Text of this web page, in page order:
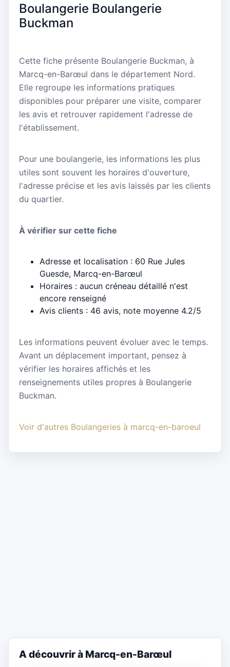
Boulangerie Boulangerie
Buckman
Cette fiche présente Boulangerie Buckman, à
Marcq-en-Barœul dans le département Nord.
Elle regroupe les informations pratiques
disponibles pour préparer une visite, comparer
les avis et retrouver rapidement l'adresse de
l'établissement.
Pour une boulangerie, les informations les plus
utiles sont souvent les horaires d'ouverture,
l'adresse précise et les avis laissés par les clients
du quartier.
À vérifier sur cette fiche
Adresse et localisation : 60 Rue Jules
Guesde, Marcq-en-Barœul
Horaires : aucun créneau détaillé n'est
encore renseigné
Avis clients : 46 avis, note moyenne 4.2/5
Les informations peuvent évoluer avec le temps.
Avant un déplacement important, pensez à
vérifier les horaires affichés et les
renseignements utiles propres à Boulangerie
Buckman.
Voir d'autres Boulangeries à marcq-en-baroeul
A découvrir à Marcq-en-Barœul